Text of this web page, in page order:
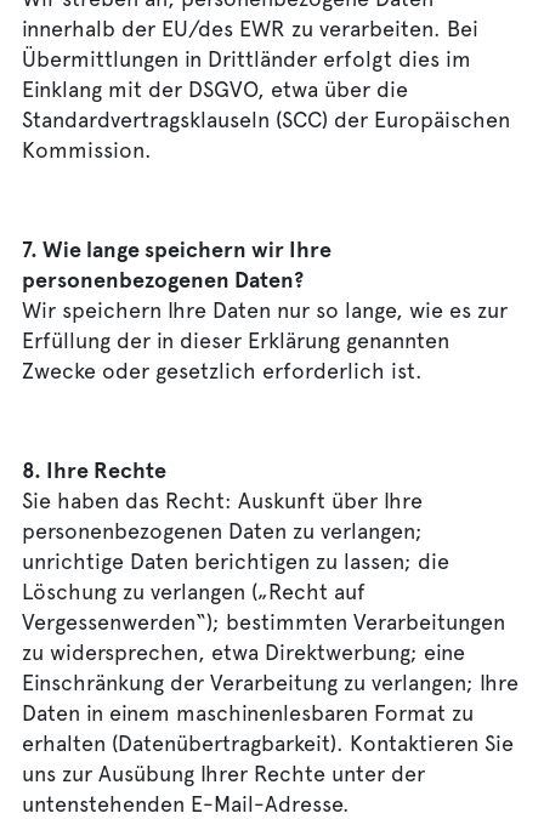
innerhalb der EU/des EWR zu verarbeiten. Bei
Übermittlungen in Drittländer erfolgt dies im
Einklang mit der DSGVO, etwa über die
Standardvertragsklauseln (SCC) der Europäischen
Kommission.
7. Wie lange speichern wir Ihre
personenbezogenen Daten?
Wir speichern Ihre Daten nur so lange, wie es zur
Erfüllung der in dieser Erklärung genannten
Zwecke oder gesetzlich erforderlich ist.
8. Ihre Rechte
Sie haben das Recht: Auskunft über Ihre
personenbezogenen Daten zu verlangen;
unrichtige Daten berichtigen zu lassen; die
Löschung zu verlangen („Recht auf
Vergessenwerden“); bestimmten Verarbeitungen
zu widersprechen, etwa Direktwerbung; eine
Einschränkung der Verarbeitung zu verlangen; Ihre
Daten in einem maschinenlesbaren Format zu
erhalten (Datenübertragbarkeit). Kontaktieren Sie
uns zur Ausübung Ihrer Rechte unter der
untenstehenden E-Mail-Adresse.